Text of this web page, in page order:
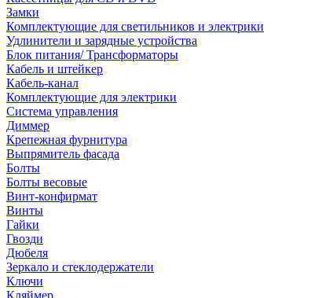
Замки
Комплектующие для светильников и электрики
Удлинители и зарядные устройства
Блок питания/ Трансформаторы
Кабель и штейкер
Кабель-канал
Комплектующие для электрики
Система управления
Диммер
Крепежная фурнитура
Выпрямитель фасада
Болты
Болты весовые
Винт-конфирмат
Винты
Гайки
Гвозди
Дюбеля
Зеркало и стеклодержатели
Ключи
Кляймер